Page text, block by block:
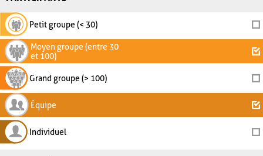
Petit groupe (< 30)
Moyen groupe (entre 30
et 100)
Grand groupe (> 100)
Équipe
Individuel